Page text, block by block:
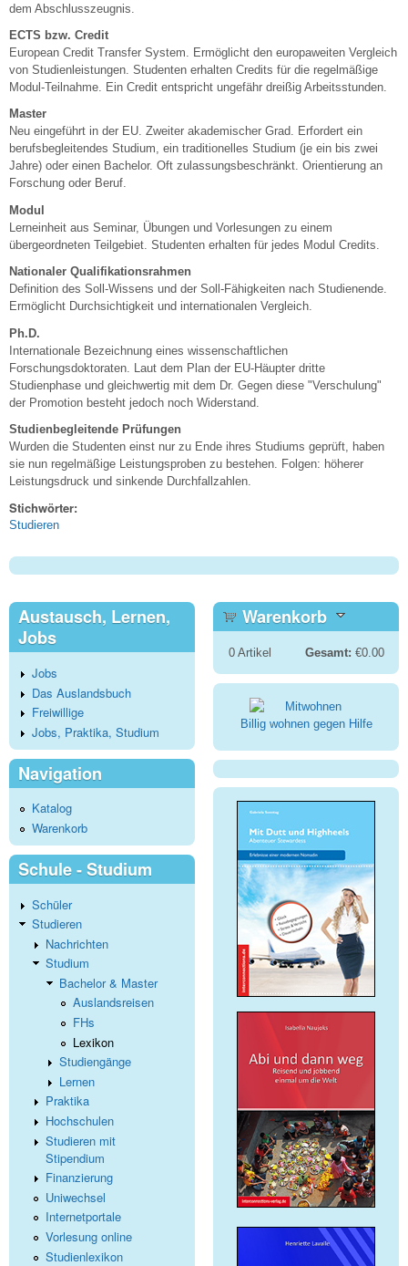
dem Abschlusszeugnis.
ECTS bzw. Credit
European Credit Transfer System. Ermöglicht den europaweiten Vergleich
von Studienleistungen. Studenten erhalten Credits für die regelmäßige
Modul-Teilnahme. Ein Credit entspricht ungefähr dreißig Arbeitsstunden.
Master
Neu eingeführt in der EU. Zweiter akademischer Grad. Erfordert ein
berufsbegleitendes Studium, ein traditionelles Studium (je ein bis zwei
Jahre) oder einen Bachelor. Oft zulassungsbeschränkt. Orientierung an
Forschung oder Beruf.
Modul
Lerneinheit aus Seminar, Übungen und Vorlesungen zu einem
übergeordneten Teilgebiet. Studenten erhalten für jedes Modul Credits.
Nationaler Qualifikationsrahmen
Definition des Soll-Wissens und der Soll-Fähigkeiten nach Studienende.
Ermöglicht Durchsichtigkeit und internationalen Vergleich.
Ph.D.
Internationale Bezeichnung eines wissenschaftlichen
Forschungsdoktoraten. Laut dem Plan der EU-Häupter dritte
Studienphase und gleichwertig mit dem Dr. Gegen diese "Verschulung"
der Promotion besteht jedoch noch Widerstand.
Studienbegleitende Prüfungen
Wurden die Studenten einst nur zu Ende ihres Studiums geprüft, haben
sie nun regelmäßige Leistungsproben zu bestehen. Folgen: höherer
Leistungsdruck und sinkende Durchfallzahlen.
Stichwörter:
Studieren
Austausch, Lernen,
Jobs
Jobs
Das Auslandsbuch
Freiwillige
Jobs, Praktika, Studium
Navigation
Katalog
Warenkorb
Schule - Studium
Schüler
Studieren
Nachrichten
Studium
Bachelor & Master
Auslandsreisen
FHs
Lexikon
Studiengänge
Lernen
Praktika
Hochschulen
Studieren mit
Stipendium
Finanzierung
Uniwechsel
Internetportale
Vorlesung online
Studienlexikon
Warenkorb
0Artikel Gesamt: €0.00
Billig wohnen gegen Hilfe